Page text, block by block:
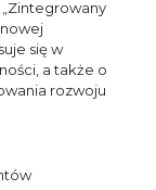
nowej
się w
a także o
rozwoju